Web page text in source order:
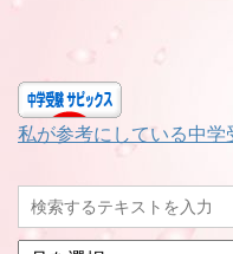
私が参考にしている中学
月